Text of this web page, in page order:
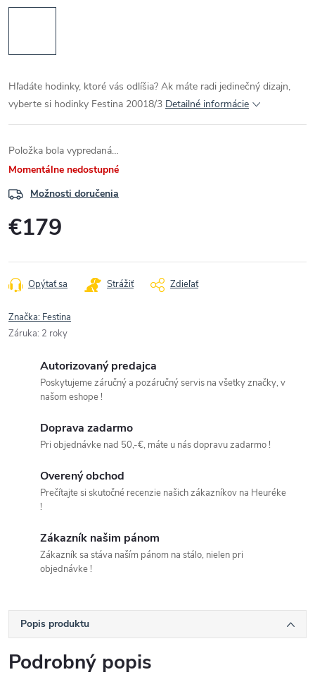
Hľadáte hodinky, ktoré vás odlíšia? Ak máte radi jedinečný dizajn,
vyberte si hodinky Festina 20018/3 Detailné informácie
Položka bola vypredaná…
Momentálne nedostupné
Možnosti doručenia
€179
cena:
Opýtať sa Strážiť Zdieľať
Značka: Festina
Záruka: 2 roky
Autorizovaný predajca
Poskytujeme záručný a pozáručný servis na všetky značky, v
našom eshope !
Doprava zadarmo
Pri objednávke nad 50,-€, máte u nás dopravu zadarmo !
Overený obchod
Prečítajte si skutočné recenzie našich zákazníkov na Heuréke
!
Zákazník našim pánom
Zákazník sa stáva naším pánom na stálo, nielen pri
objednávke !
Popis produktu
Podrobný popis